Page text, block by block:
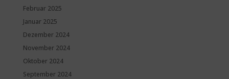
Februar 2025
Januar 2025
Dezember 2024
November 2024
Oktober 2024
September 2024